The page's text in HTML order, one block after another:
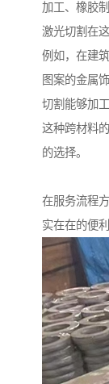
加工、橡胶
激光切割在
例如，在建
图案的金属
切割能够加
这种跨材料
的选择。
在服务流程
实在在的便利